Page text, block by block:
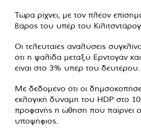
Τώρα ρίχνει, με τον πλέον
βάρος του υπέρ του
Οι τελευταίες αναλύσεις
ότι η ψαλίδα μεταξύ Ερντογάν
είναι στο 3% υπέρ του δευτέρου.
Με δεδομένο ότι οι
εκλογική δύναμη του HDP στο
προφανής η ώθηση που παίρνει
υποψήφιος.